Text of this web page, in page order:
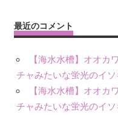
最近のコメント
【海水水槽】オオカ
チャみたいな蛍光のイ
【海水水槽】オオカ
チャみたいな蛍光のイ